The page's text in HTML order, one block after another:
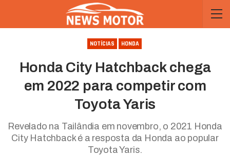
NOTÍCIAS HONDA
Honda City Hatchback chega
em 2022 para competir com
Toyota Yaris
Revelado na Tailândia em novembro, o 2021 Honda
City Hatchback é a resposta da Honda ao popular
Toyota Yaris.